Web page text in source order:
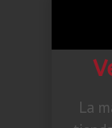
Envíos
La